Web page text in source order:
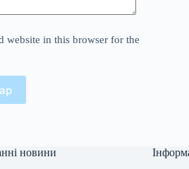
website in this browser for the
новини